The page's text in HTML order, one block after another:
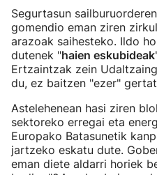
Segurtasun
gomendio eman ziren
arazoak saihesteko. Ildo
dutenek "haien eskubideak
Ertzaintzak zein
du, ez baitzen "ezer"
Astelehenean hasi ziren
sektoreko erregai eta
Europako Batasunetik
jartzeko eskatu dute.
eman diete aldarri horiek